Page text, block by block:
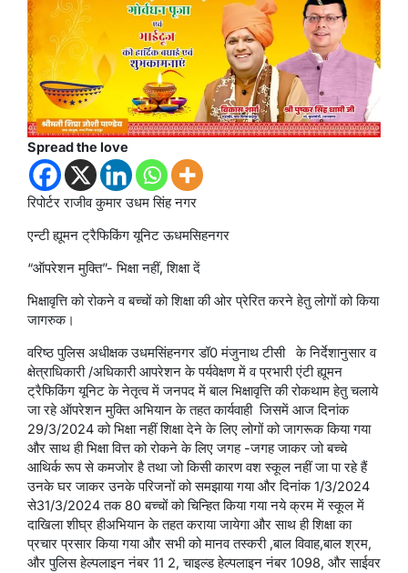
Spread the love
रिपोर्टर राजीव कुमार उधम सिंह नगर
एन्टी ह्यूमन ट्रैफिकिंग यूनिट ऊधमसिहनगर
“ऑपरेशन मुक्ति”- भिक्षा नहीं, शिक्षा दें
भिक्षावृत्ति को रोकने व बच्चों को शिक्षा की ओर प्रेरित करने हेतु लोगों को किया
जागरुक।
वरिष्ठ पुलिस अधीक्षक उधमसिंहनगर डॉ0 मंजुनाथ टीसी के निर्देशानुसार व
क्षेत्राधिकारी /अधिकारी आपरेशन के पर्यवेक्षण में व प्रभारी एंटी ह्यूमन
ट्रैफिकिंग यूनिट के नेतृत्व में जनपद में बाल भिक्षावृत्ति की रोकथाम हेतु चलाये
जा रहे ऑपरेशन मुक्ति अभियान के तहत कार्यवाही जिसमें आज दिनांक
29/3/2024 को भिक्षा नहीं शिक्षा देने के लिए लोगों को जागरूक किया गया
और साथ ही भिक्षा वित्त को रोकने के लिए जगह -जगह जाकर जो बच्चे
आथिर्क रूप से कमजोर है तथा जो किसी कारण वश स्कूल नहीं जा पा रहे हैं
उनके घर जाकर उनके परिजनों को समझाया गया और दिनांक 1/3/2024
से31/3/2024 तक 80 बच्चों को चिन्हित किया गया नये क्रम में स्कूल में
दाखिला शीघ्र हीअभियान के तहत कराया जायेगा और साथ ही शिक्षा का
प्रचार प्रसार किया गया और सभी को मानव तस्करी ,बाल विवाह,बाल श्रम,
और पुलिस हेल्पलाइन नंबर 11 2, चाइल्ड हेल्पलाइन नंबर 1098, और साईवर